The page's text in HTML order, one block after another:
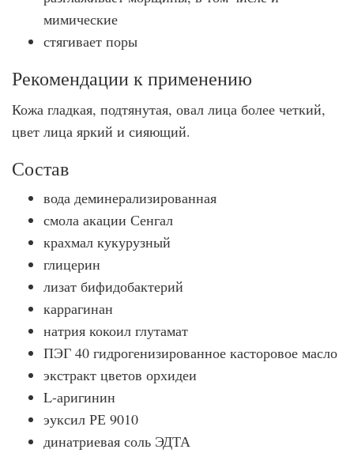
мимические
стягивает поры
Рекомендации к применению
Кожа гладкая, подтянутая, овал лица более четкий,
цвет лица яркий и сияющий.
Состав
вода деминерализированная
смола акации Сенгал
крахмал кукурузный
глицерин
лизат бифидобактерий
каррагинан
натрия кокоил глутамат
ПЭГ 40 гидрогенизированное касторовое масло
экстракт цветов орхидеи
L-аригинин
эуксил РЕ 9010
динатриевая соль ЭДТА